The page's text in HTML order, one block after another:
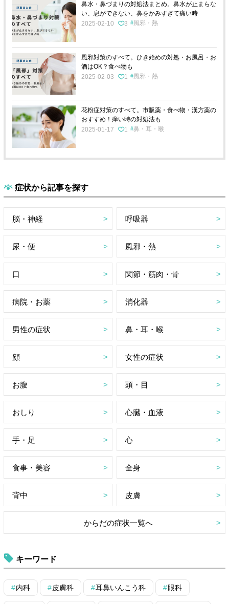
鼻水・鼻づまりの対処法まとめ。鼻水が止まらな
い、息ができない、鼻をかみすぎて痛い時
2025-02-10
3 風邪・熱
風邪対策のすべて。ひき始めの対処・お風呂・お
酒はOK？食べ物も
2025-02-03
1 風邪・熱
花粉症対策のすべて。市販薬・食べ物・漢方薬の
おすすめ！痒い時の対処法も
2025-01-17
1 鼻・耳・喉
症状から記事を探す
脳・神経 呼吸器
尿・便 風邪・熱
口 関節・筋肉・骨
病院・お薬 消化器
男性の症状 鼻・耳・喉
顔 女性の症状
お腹 頭・目
おしり 心臓・血液
手・足 心
食事・美容 全身
背中 皮膚
からだの症状一覧へ
キーワード
内科 皮膚科 耳鼻いんこう科 眼科